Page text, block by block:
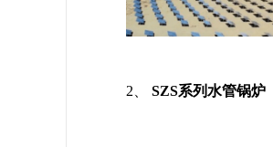
2、 SZS系列水管锅炉